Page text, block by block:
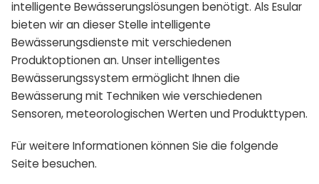
intelligente Bewässerungslösungen benötigt. Als Esular
bieten wir an dieser Stelle intelligente
Bewässerungsdienste mit verschiedenen
Produktoptionen an. Unser intelligentes
Bewässerungssystem ermöglicht Ihnen die
Bewässerung mit Techniken wie verschiedenen
Sensoren, meteorologischen Werten und Produkttypen.
Für weitere Informationen können Sie die folgende
Seite besuchen.